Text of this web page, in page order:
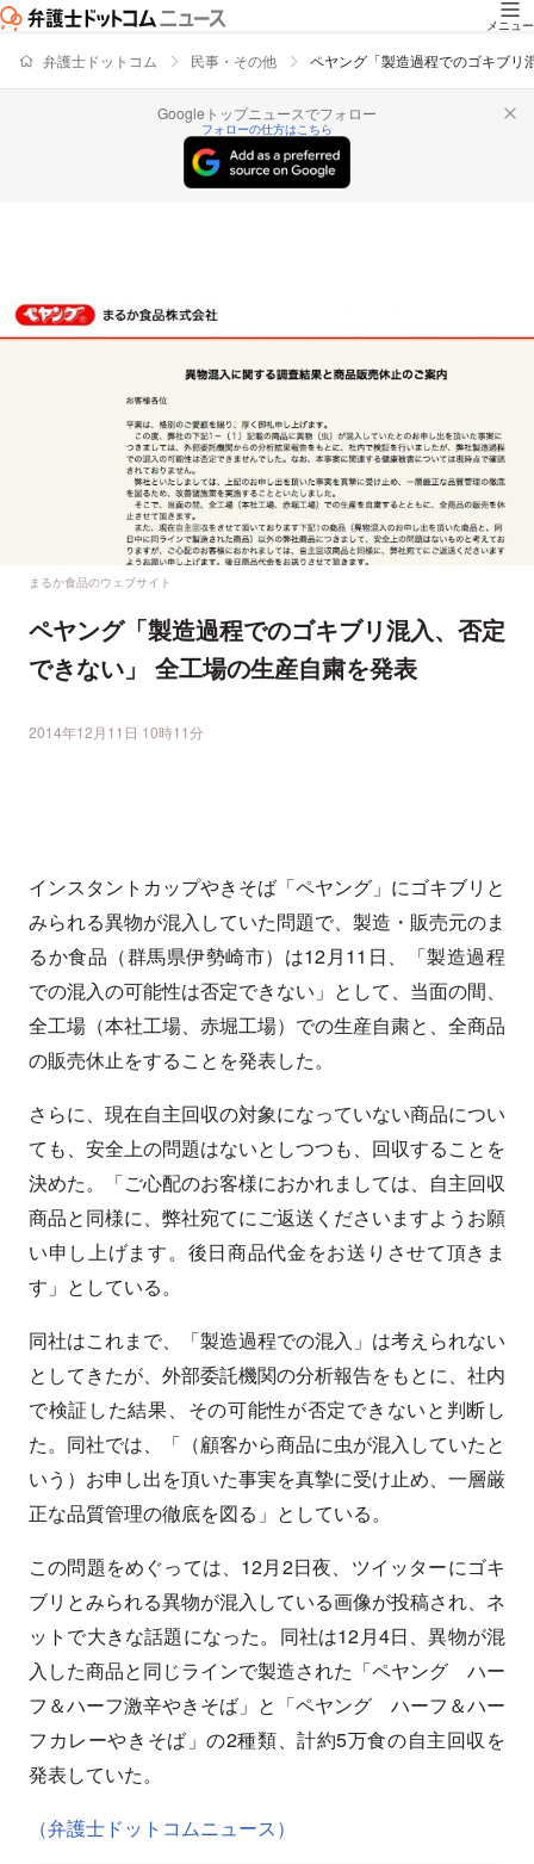
メニュー
弁護士ドットコム 民事・その他 ペヤング「製造過程でのゴキブリ
Googleトップニュースでフォロー
フォローの仕方はこちら
まるか食品のウェブサイト
ペヤング「製造過程でのゴキブリ混入、否定
できない」 全工場の生産自粛を発表
2014年12月11日 10時11分
インスタントカップやきそば「ペヤング」にゴキブリと
みられる異物が混入していた問題で、製造・販売元のま
るか食品（群馬県伊勢崎市）は12月11日、「製造過程
での混入の可能性は否定できない」として、当面の間、
全工場（本社工場、赤堀工場）での生産自粛と、全商品
の販売休止をすることを発表した。
さらに、現在自主回収の対象になっていない商品につい
ても、安全上の問題はないとしつつも、回収することを
決めた。「ご心配のお客様におかれましては、自主回収
商品と同様に、弊社宛てにご返送くださいますようお願
い申し上げます。後日商品代金をお送りさせて頂きま
す」としている。
同社はこれまで、「製造過程での混入」は考えられない
としてきたが、外部委託機関の分析報告をもとに、社内
で検証した結果、その可能性が否定できないと判断し
た。同社では、「（顧客から商品に虫が混入していたと
いう）お申し出を頂いた事実を真摯に受け止め、一層厳
正な品質管理の徹底を図る」としている。
この問題をめぐっては、12月2日夜、ツイッターにゴキ
ブリとみられる異物が混入している画像が投稿され、ネ
ットで大きな話題になった。同社は12月4日、異物が混
入した商品と同じラインで製造された「ペヤング ハー
フ＆ハーフ激辛やきそば」と「ペヤング ハーフ＆ハー
フカレーやきそば」の2種類、計約5万食の自主回収を
発表していた。
（弁護士ドットコムニュース）